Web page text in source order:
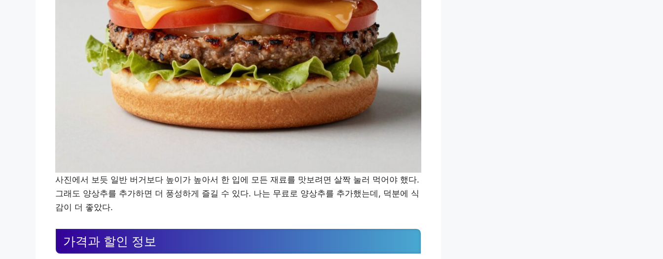
사진에서 보듯 일반 버거보다 높이가 높아서 한 입에 모든 재료를 맛보려면 살짝 눌러 먹어야 했다.
그래도 양상추를 추가하면 더 풍성하게 즐길 수 있다. 나는 무료로 양상추를 추가했는데, 덕분에 식
감이 더 좋았다.
가격과 할인 정보